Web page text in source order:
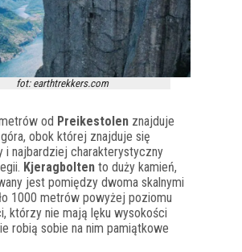
fot: earthtrekkers.com
od Preikestolen znajduje
obok której znajduje się
i najbardziej charakterystyczny
Kjeragbolten to duży kamień,
jest pomiędzy dwoma skalnymi
1000 metrów powyżej poziomu
którzy nie mają lęku wysokości
robią sobie na nim pamiątkowe